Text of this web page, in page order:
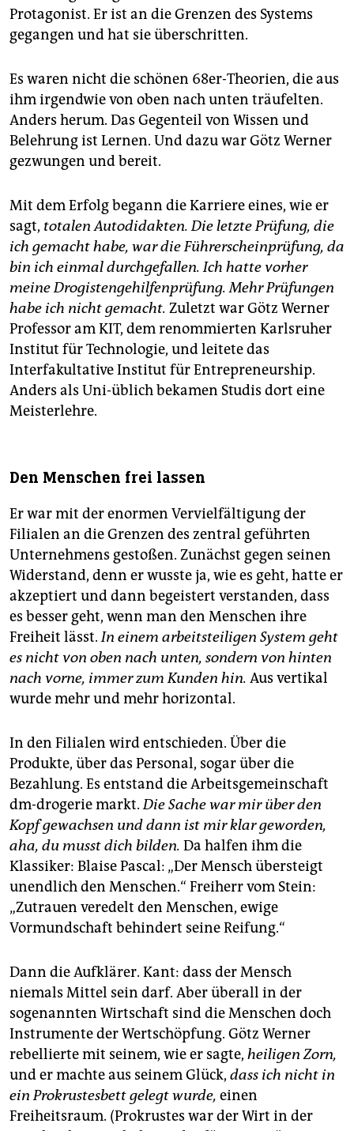
Protagonist. Er ist an die Grenzen des Systems
gegangen und hat sie überschritten.
Es waren nicht die schönen 68er-Theorien, die aus
ihm irgendwie von oben nach unten träufelten.
Anders herum. Das Gegenteil von Wissen und
Belehrung ist Lernen. Und dazu war Götz Werner
gezwungen und bereit.
Mit dem Erfolg begann die Karriere eines, wie er
sagt, totalen Autodidakten. Die letzte Prüfung, die
ich gemacht habe, war die Führerscheinprüfung, da
bin ich einmal durchgefallen. Ich hatte vorher
meine Drogistengehilfenprüfung. Mehr Prüfungen
habe ich nicht gemacht. Zuletzt war Götz Werner
Professor am KIT, dem renommierten Karlsruher
Institut für Technologie, und leitete das
Interfakultative Institut für Entrepreneurship.
Anders als Uni-üblich bekamen Studis dort eine
Meisterlehre.
Den Menschen frei lassen
Er war mit der enormen Vervielfältigung der
Filialen an die Grenzen des zentral geführten
Unternehmens gestoßen. Zunächst gegen seinen
Widerstand, denn er wusste ja, wie es geht, hatte er
akzeptiert und dann begeistert verstanden, dass
es besser geht, wenn man den Menschen ihre
Freiheit lässt.In einem arbeitsteiligen System geht
es nicht von oben nach unten, sondern von hinten
nach vorne, immer zum Kunden hin. Aus vertikal
wurde mehr und mehr horizontal.
In den Filialen wird entschieden. Über die
Produkte, über das Personal, sogar über die
Bezahlung. Es entstand die Arbeitsgemeinschaft
dm-drogerie markt.Die Sache war mir über den
Kopf gewachsen und dann ist mir klar geworden,
aha, du musst dich bilden. Da halfen ihm die
Klassiker: Blaise Pascal: „Der Mensch übersteigt
unendlich den Menschen.“ Freiherr vom Stein:
„Zutrauen veredelt den Menschen, ewige
Vormundschaft behindert seine Reifung.“
Dann die Aufklärer. Kant: dass der Mensch
niemals Mittel sein darf. Aber überall in der
sogenannten Wirtschaft sind die Menschen doch
Instrumente der Wertschöpfung. Götz Werner
rebellierte mit seinem, wie er sagte, heiligen Zorn,
und er machte aus seinem Glück, dass ich nicht in
ein Prokrustesbett gelegt wurde, einen
Freiheitsraum. (Prokrustes war der Wirt in der